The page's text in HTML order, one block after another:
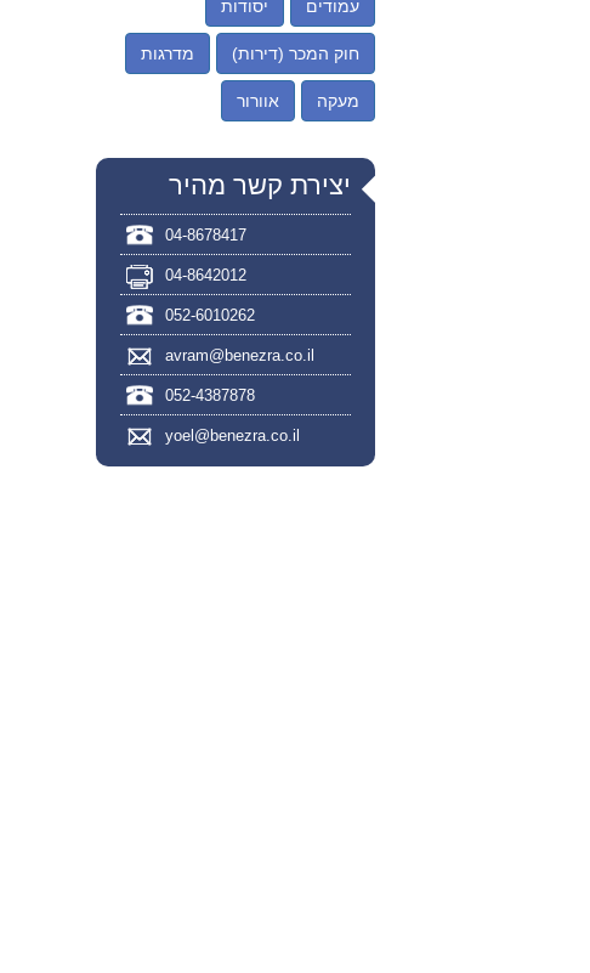
עמודים יסודות
חוק המכר (דירות) מדרגות
מעקה אוורור
יצירת קשר מהיר
04-8678417
04-8642012
052-6010262
avram@benezra.co.il
052-4387878
yoel@benezra.co.il